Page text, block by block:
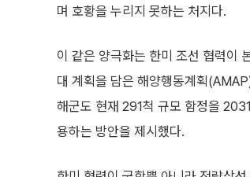
며 호황을 누리지 못하는 처지다.
이 같은 양극화는 한미 조선 협력이
대 계획을 담은 해양행동계획
해군도 현재 291척 규모 함정을
용하는 방안을 제시했다.